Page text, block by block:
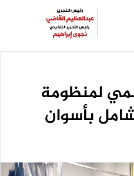
لمنظومة
بأسوان